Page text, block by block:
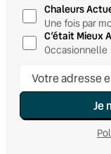
Chaleurs
Une fois par
C’était Mieux
Occasionnelle
Je